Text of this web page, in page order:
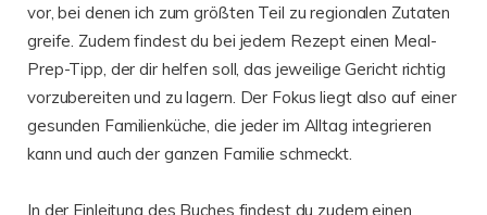
vor, bei denen ich zum größten Teil zu regionalen Zutaten
greife. Zudem findest du bei jedem Rezept einen Meal-
Prep-Tipp, der dir helfen soll, das jeweilige Gericht richtig
vorzubereiten und zu lagern. Der Fokus liegt also auf einer
gesunden Familienküche, die jeder im Alltag integrieren
kann und auch der ganzen Familie schmeckt.
In der Einleitung des Buches findest du zudem einen